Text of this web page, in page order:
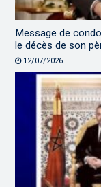
Message de
le décès de son
12/07/2026